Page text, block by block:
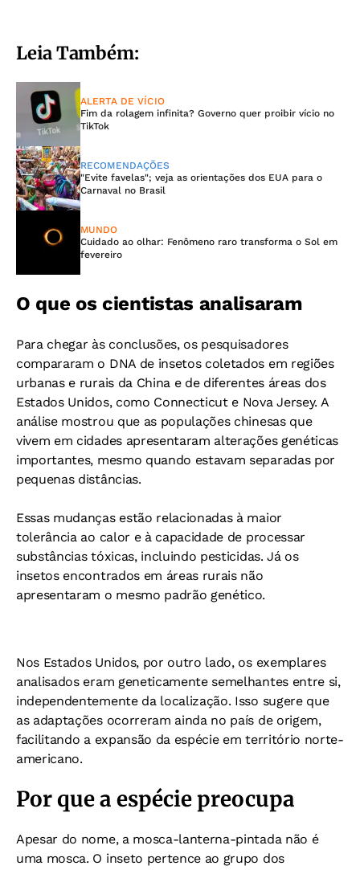
Leia Também:
ALERTA DE VÍCIO
Fim da rolagem infinita? Governo quer proibir vício no
TikTok
RECOMENDAÇÕES
"Evite favelas"; veja as orientações dos EUA para o
Carnaval no Brasil
MUNDO
Cuidado ao olhar: Fenômeno raro transforma o Sol em
fevereiro
O que os cientistas analisaram
Para chegar às conclusões, os pesquisadores
compararam o DNA de insetos coletados em regiões
urbanas e rurais da China e de diferentes áreas dos
Estados Unidos, como Connecticut e Nova Jersey. A
análise mostrou que as populações chinesas que
vivem em cidades apresentaram alterações genéticas
importantes, mesmo quando estavam separadas por
pequenas distâncias.
Essas mudanças estão relacionadas à maior
tolerância ao calor e à capacidade de processar
substâncias tóxicas, incluindo pesticidas. Já os
insetos encontrados em áreas rurais não
apresentaram o mesmo padrão genético.
Nos Estados Unidos, por outro lado, os exemplares
analisados eram geneticamente semelhantes entre si,
independentemente da localização. Isso sugere que
as adaptações ocorreram ainda no país de origem,
facilitando a expansão da espécie em território norte-
americano.
Por que a espécie preocupa
Apesar do nome, a mosca-lanterna-pintada não é
uma mosca. O inseto pertence ao grupo dos